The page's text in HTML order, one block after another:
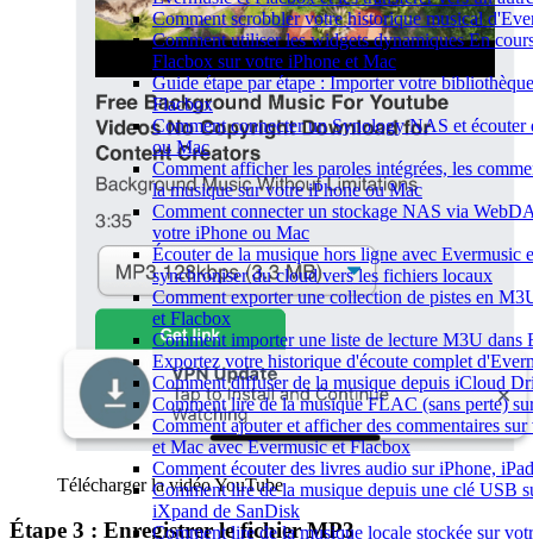
Comment scrobbler votre historique musical
Comment utiliser les widgets dynamiques En
Flacbox sur votre iPhone et Mac
Guide étape par étape : Importer votre
Flacbox
Comment connecter un Synology NAS et écouter
ou Mac
Comment afficher les paroles intégrées, les
la musique sur votre iPhone ou Mac
Comment connecter un stockage NAS via
votre iPhone ou Mac
Écouter de la musique hors ligne avec Evermusic
synchroniser du cloud vers les fichiers locaux
Comment exporter une collection de pistes en
et Flacbox
Comment importer une liste de lecture M3U dans
Exportez votre historique d'écoute complet
Comment diffuser de la musique depuis iCloud
Comment lire de la musique FLAC (sans perte)
Comment ajouter et afficher des commentaires
et Mac avec Evermusic et Flacbox
Comment écouter des livres audio sur iPhone,
Comment lire de la musique depuis une clé USB
iXpand de SanDisk
Comment lire de la musique locale stockée sur
Télécharger la vidéo YouTube
Étape 3 : Enregistrer le fichier MP3